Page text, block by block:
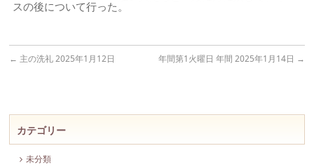
スの後について行った。
← 主の洗礼 2025年1月12日 年間第1火曜日 年間 2025年1月14日 →
カテゴリー
未分類